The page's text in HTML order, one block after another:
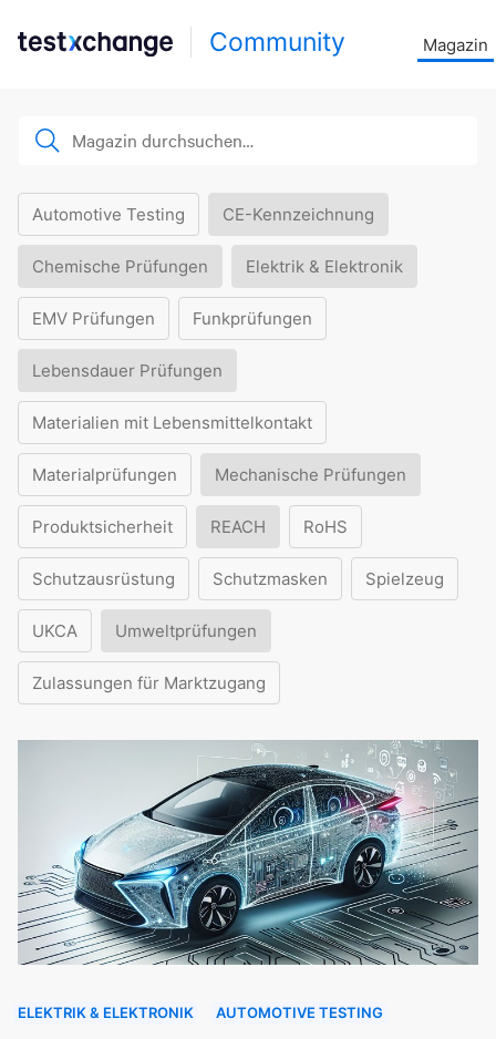
Community Magazin
Automotive Testing CE-Kennzeichnung
Chemische Prüfungen Elektrik & Elektronik
EMV Prüfungen Funkprüfungen
Lebensdauer Prüfungen
Materialien mit Lebensmittelkontakt
Materialprüfungen Mechanische Prüfungen
Produktsicherheit REACH RoHS
Schutzausrüstung Schutzmasken Spielzeug
UKCA Umweltprüfungen
Zulassungen für Marktzugang
ELEKTRIK & ELEKTRONIK AUTOMOTIVE TESTING